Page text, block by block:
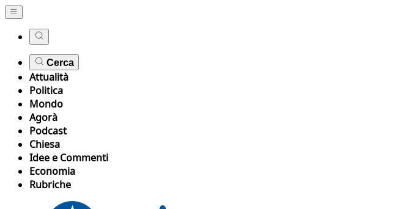
Cerca
Attualità
Politica
Mondo
Agorà
Podcast
Chiesa
Idee e Commenti
Economia
Rubriche